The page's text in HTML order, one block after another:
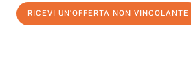
RICEVI UN'OFFERTA NON VINCOLANTE